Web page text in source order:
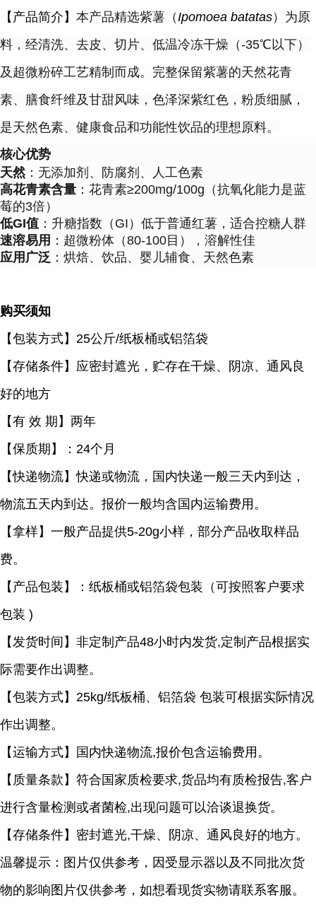
【 产品简介 】 本产品精选紫薯（Ipomoea batatas）为原
料，经清洗、去皮、切片、低温冷冻干燥（-35℃以下）
及超微粉碎工艺精制而成。完整保留紫薯的天然花青
素、膳食纤维及甘甜风味，色泽深紫红色，粉质细腻，
是天然色素、健康食品和功能性饮品的理想原料。
核心优势
天然：无添加剂、防腐剂、人工色素
高花青素含量 ：花青素≥200mg/100g（抗氧化能力是蓝
莓的3倍）
低GI值 ：升糖指数（GI）低于普通红薯，适合控糖人群
速溶易用 ：超微粉体（80-100目），溶解性佳
应用广泛 ：烘焙、饮品、婴儿辅食、天然色素
购买须知
【包装方式】 25公斤/纸板桶或铝箔袋
【存储条件】应密封遮光，贮存在干燥、阴凉、通风良
好的地方
【有 效 期】两年
【保质期】： 24个月
【快递物流】快递或物流，国内快递一般三天内到达，
物流五天内到达。报价一般均含国内运输费用。
【拿样】一般产品提供5-20g小样，部分产品收取样品
费。
【产品包装】：纸板桶或铝箔袋包装（可按照客户要求
包装 )
【发货时间】非定制产品48小时内发货,定制产品根据实
际需要作出调整。
【包装方式】 25kg/纸板桶、铝箔袋 包装可根据实际情况
作出调整。
【运输方式】国内快递物流,报价包含运输费用。
【质量条款】符合国家质检要求,货品均有质检报告,客户
进行含量检测或者菌检,出现问题可以洽谈退换货。
【存储条件】密封遮光,干燥、阴凉、通风良好的地方。
温馨提示：图片仅供参考，因受显示器以及不同批次货
物的影响图片仅供参考，如想看现货实物请联系客服。